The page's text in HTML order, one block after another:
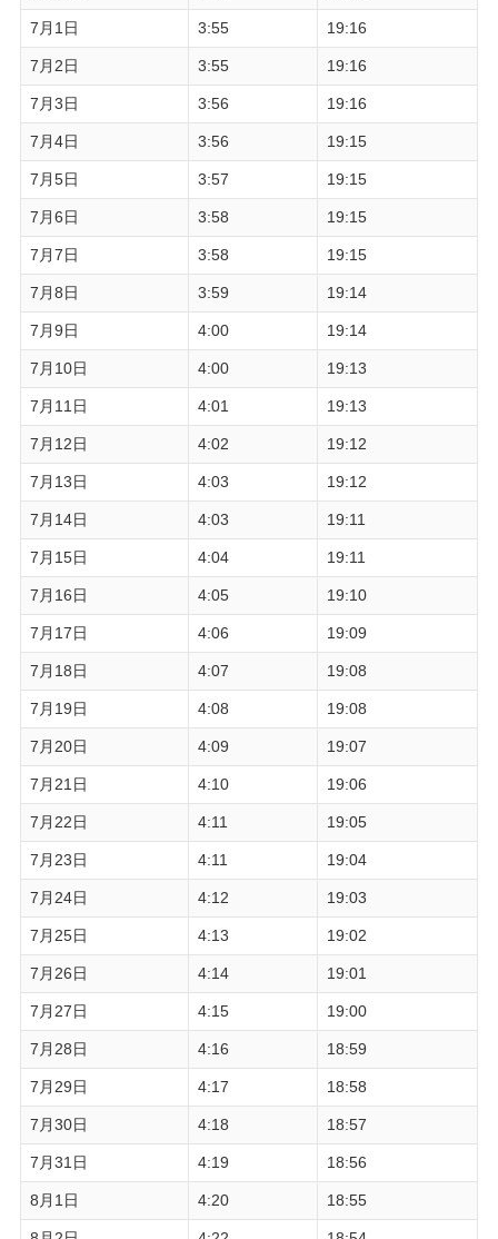
7月1日 3:55 19:16
7月2日 3:55 19:16
7月3日 3:56 19:16
7月4日 3:56 19:15
7月5日 3:57 19:15
7月6日 3:58 19:15
7月7日 3:58 19:15
7月8日 3:59 19:14
7月9日 4:00 19:14
7月10日 4:00 19:13
7月11日 4:01 19:13
7月12日 4:02 19:12
7月13日 4:03 19:12
7月14日 4:03 19:11
7月15日 4:04 19:11
7月16日 4:05 19:10
7月17日 4:06 19:09
7月18日 4:07 19:08
7月19日 4:08 19:08
7月20日 4:09 19:07
7月21日 4:10 19:06
7月22日 4:11 19:05
7月23日 4:11 19:04
7月24日 4:12 19:03
7月25日 4:13 19:02
7月26日 4:14 19:01
7月27日 4:15 19:00
7月28日 4:16 18:59
7月29日 4:17 18:58
7月30日 4:18 18:57
7月31日 4:19 18:56
8月1日 4:20 18:55